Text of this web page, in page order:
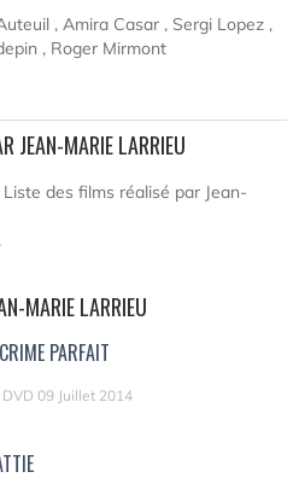
, Amira Casar , Sergi Lopez ,
, Roger Mirmont
JEAN-MARIE LARRIEU
des films réalisé par Jean-
MARIE LARRIEU
PARFAIT
09 Juillet 2014